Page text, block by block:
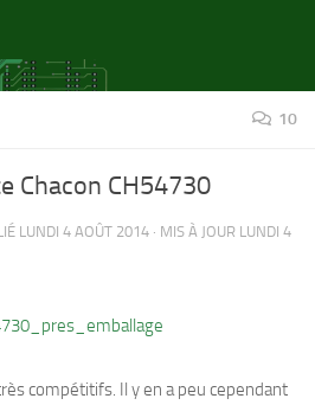
10
Chacon CH54730
LUNDI 4 AOÛT 2014 · MIS À JOUR LUNDI 4
compétitifs. Il y en a peu cependant